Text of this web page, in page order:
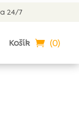
24/7
Košík (0)